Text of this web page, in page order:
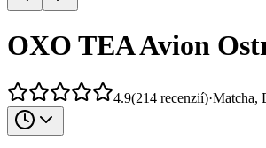
OXO TEA Avion
4.9(214 recenzií)·Matcha,